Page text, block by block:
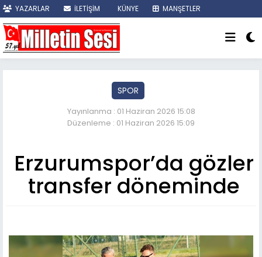
YAZARLAR İLETİŞİM KÜNYE
MANŞETLER
SON DAKİKA
SPOR
Yayınlanma : 01 Haziran 2026 15:08
Düzenleme : 01 Haziran 2026 15:09
Erzurumspor’da gözler
transfer döneminde